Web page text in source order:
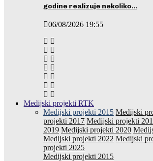
godine realizuje nekoliko…
06/08/2026 19:55
Medijski projekti RTK
Medijski projekti 2015 Medijski
projekti 2017 Medijski projekti
2019 Medijski projekti 2020
Medijski projekti 2022 Medijski
projekti 2025
Medijski projekti 2015